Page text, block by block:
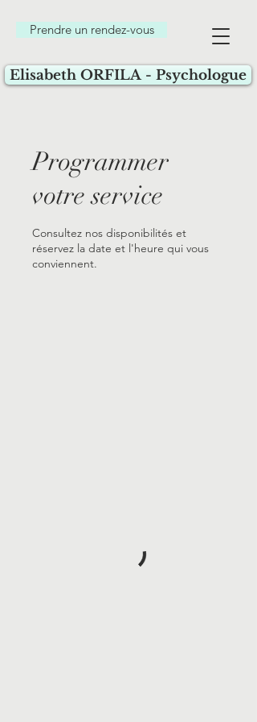
Elisabeth ORFILA - Psychologue
Prendre un rendez-vous
Programmer
votre service
Consultez nos disponibilités et
réservez la date et l'heure qui vous
conviennent.